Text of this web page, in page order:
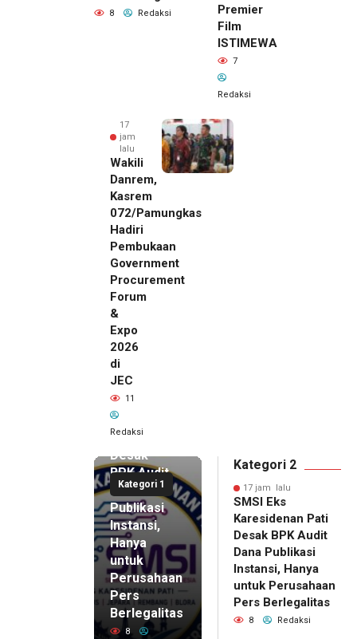
8 Redaksi
Premier
Film
ISTIMEWA
7
Redaksi
17
jam
lalu
Wakili
Danrem,
Kasrem
072/Pamungkas
Hadiri
Pembukaan
Government
Procurement
Forum
&
Expo
2026
di
JEC
11
Redaksi
Kategori 1
SMSI Eks
Karesidenan
Pati
Desak
BPK Audit
Dana
Publikasi
Instansi,
Hanya
untuk
Perusahaan
Pers
Berlegalitas
8
17 jam lalu
Ketum
DPP
Kategori 2
17 jam lalu
SMSI Eks
Karesidenan Pati
Desak BPK Audit
Dana Publikasi
Instansi, Hanya
untuk Perusahaan
Pers Berlegalitas
8 Redaksi